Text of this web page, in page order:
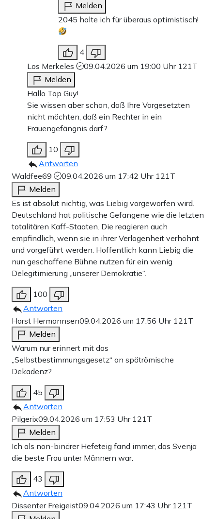
Melden
2045 halte ich für überaus optimistisch!
4
Los Merkeles
09.04.2026 um 19:00 Uhr 121T
Melden
Hallo Top Guy!
Sie wissen aber schon, daß Ihre Vorgesetzten
nicht möchten, daß ein Rechter in ein
Frauengefängnis darf?
10
Antworten
Waldfee69
09.04.2026 um 17:42 Uhr 121T
Melden
Es ist absolut nichtig, was Liebig vorgeworfen wird.
Deutschland hat politische Gefangene wie die letzten
totalitären Kaff-Staaten. Die reagieren auch
empfindlich, wenn sie in ihrer Verlogenheit verhöhnt
und vorgeführt werden. Hoffentlich kann Liebig die
nun geschaffene Bühne nutzen für ein wenig
Delegitimierung „unserer Demokratie“.
100
Antworten
Horst Hermannsen09.04.2026 um 17:56 Uhr 121T
Melden
Warum nur erinnert mit das
„Selbstbestimmungsgesetz“ an spätrömische
Dekadenz?
45
Antworten
Pilgerix09.04.2026 um 17:53 Uhr 121T
Melden
Ich als non-binärer Hefeteig fand immer, das Svenja
die beste Frau unter Männern war.
43
Antworten
Dissenter Freigeist09.04.2026 um 17:43 Uhr 121T